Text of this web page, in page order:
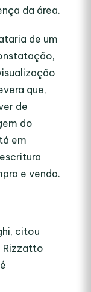
da área.
de um
que,
de
do
em
e venda.
citou
Rizzatto